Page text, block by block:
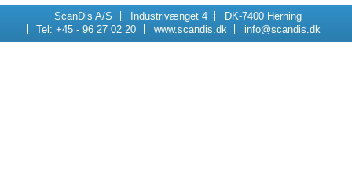
ScanDis A/S Industrivænget 4
DK-7400 Herning
Tel: +45 - 96 27 02 20
www.scandis.dk info@scandis.dk